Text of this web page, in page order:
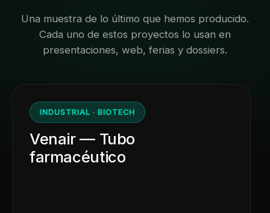
Una muestra de lo último que hemos producido.
Cada uno de estos proyectos lo usan en
presentaciones, web, ferias y dossiers.
INDUSTRIAL · BIOTECH
Venair — Tubo
farmacéutico